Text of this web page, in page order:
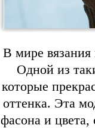
В мире вязания
Одной из
которые
оттенка. Эта
фасона и цвета,